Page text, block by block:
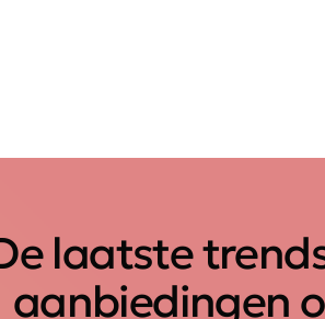
laatste
aanbiedingen